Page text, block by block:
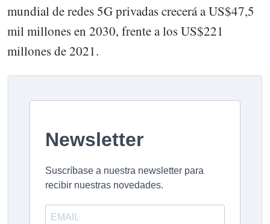
mundial de redes 5G privadas crecerá a US$47,5
mil millones en 2030, frente a los US$221
millones de 2021.